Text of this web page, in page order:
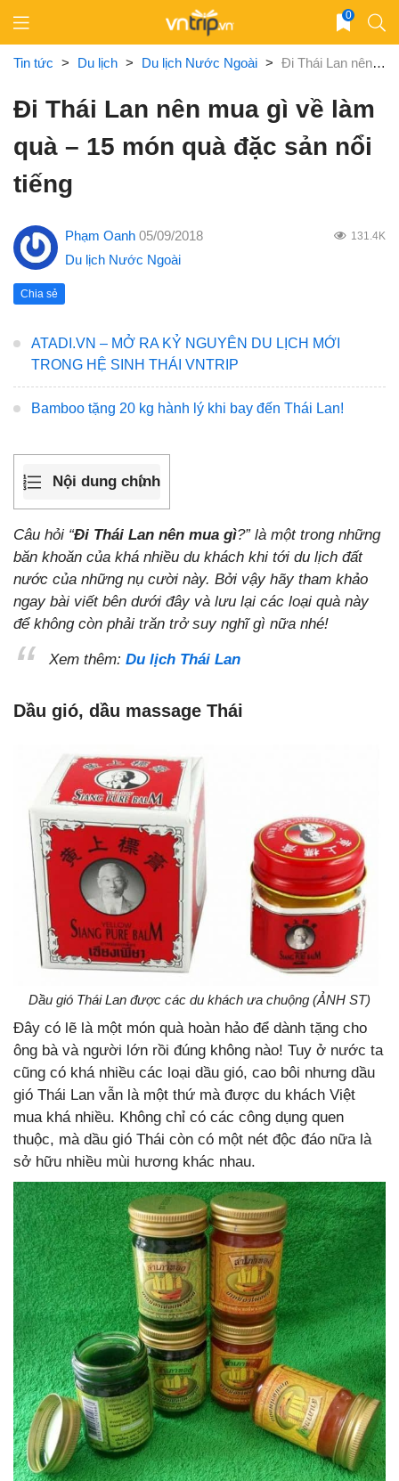
content
0
Tin tức > Du lịch > Du lịch Nước Ngoài > Đi Thái Lan nên mua gì về làm quà – 15 món quà đặc sản nổi tiếng
Đi Thái Lan nên mua gì về làm
quà – 15 món quà đặc sản nổi
tiếng
Phạm Oanh 05/09/2018 131.4K
Du lịch Nước Ngoài
Chia sẻ
ATADI.VN – MỞ RA KỶ NGUYÊN DU LỊCH MỚI
TRONG HỆ SINH THÁI VNTRIP
Bamboo tặng 20 kg hành lý khi bay đến Thái Lan!
Nội dung chính
Câu hỏi “Đi Thái Lan nên mua gì?” là một trong những
băn khoăn của khá nhiều du khách khi tới du lịch đất
nước của những nụ cười này. Bởi vậy hãy tham khảo
ngay bài viết bên dưới đây và lưu lại các loại quà này
để không còn phải trăn trở suy nghĩ gì nữa nhé!
Xem thêm: Du lịch Thái Lan
Dầu gió, dầu massage Thái
Dầu gió Thái Lan được các du khách ưa chuộng (ẢNH ST)
Đây có lẽ là một món quà hoàn hảo để dành tặng cho
ông bà và người lớn rồi đúng không nào! Tuy ở nước ta
cũng có khá nhiều các loại dầu gió, cao bôi nhưng dầu
gió Thái Lan vẫn là một thứ mà được du khách Việt
mua khá nhiều. Không chỉ có các công dụng quen
thuộc, mà dầu gió Thái còn có một nét độc đáo nữa là
sở hữu nhiều mùi hương khác nhau.